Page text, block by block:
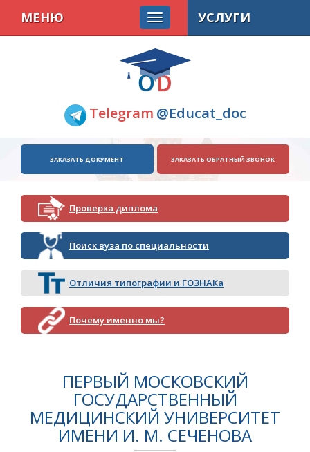
Telegram @Educat_doc
МЕНЮ
ЗАКАЗАТЬ ДОКУМЕНТ ЗАКАЗАТЬ ОБРАТНЫЙ ЗВОНОК
Проверка диплома
Поиск вуза по специальности
Отличия типографии и ГОЗНАКа
Почему именно мы?
УСЛУГИ
ПЕРВЫЙ МОСКОВСКИЙ
ГОСУДАРСТВЕННЫЙ
МЕДИЦИНСКИЙ УНИВЕРСИТЕТ
ИМЕНИ И. М. СЕЧЕНОВА